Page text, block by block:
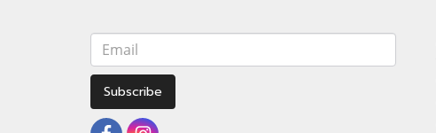
Subscribe